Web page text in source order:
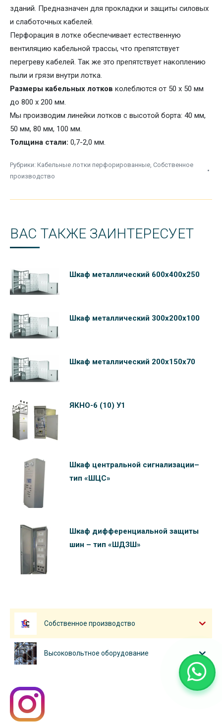
зданий. Предназначен для прокладки и защиты силовых
и слаботочных кабелей.
Перфорация в лотке обеспечивает естественную
вентиляцию кабельной трассы, что препятствует
перегреву кабелей. Так же это препятствует накоплению
пыли и грязи внутри лотка.
Размеры кабельных лотков колеблются от 50 х 50 мм
до 800 х 200 мм.
Мы производим линейки лотков с высотой борта: 40 мм,
50 мм, 80 мм, 100 мм.
Толщина стали: 0,7-2,0 мм.
Рубрики: Кабельные лотки перфорированные, Собственное
производство
ВАС ТАКЖЕ ЗАИНТЕРЕСУЕТ
Шкаф металлический 600х400х250
Шкаф металлический 300х200х100
Шкаф металлический 200х150х70
ЯКНО-6 (10) У1
Шкаф центральной сигнализации–
тип «ШЦС»
Шкаф дифференциальной защиты
шин – тип «ШДЗШ»
Собственное производство
Высоковольтное оборудование